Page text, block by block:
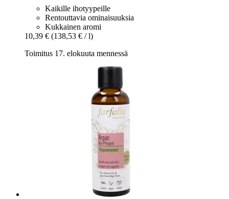
Kaikille ihotyypeille
Rentouttavia ominaisuuksia
Kukkainen aromi
10,39 € (138,53 € / l)
Toimitus 17. elokuuta mennessä